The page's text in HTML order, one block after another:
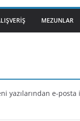
MEZUNLAR
yazılarından e-